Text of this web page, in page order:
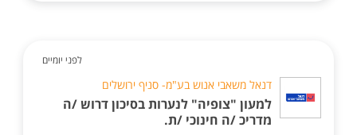
לפני יומיים
דנאל משאבי אנוש בע"מ- סניף ירושלים
למעון "צופיה" לנערות בסיכון דרוש /ה
מדריכ /ה חינוכי /ת.